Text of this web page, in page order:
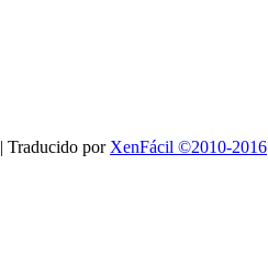
| Traducido por XenFácil ©2010-2016